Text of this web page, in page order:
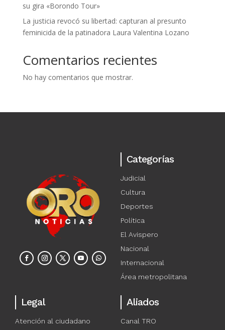
su gira «Borondo Tour»
La justicia revocó su libertad: capturan al presunto
feminicida de la patinadora Laura Valentina Lozano
Comentarios recientes
No hay comentarios que mostrar.
Categorías
Judicial
Cultura
Deportes
Política
El Avispero
Nacional
Internacional
Área metropolitana
Legal
Atención al ciudadano
Aliados
Canal TRO